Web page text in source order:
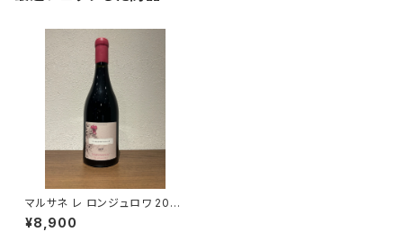
マルサネ レ ロンジュロワ 2018
シャルロパン ティシエ
¥8,900